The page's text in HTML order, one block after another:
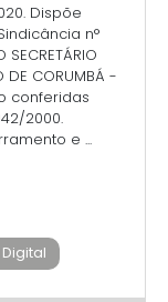
Dispõe
n°
DE CORUMBÁ -
conferidas
2000.
e ...